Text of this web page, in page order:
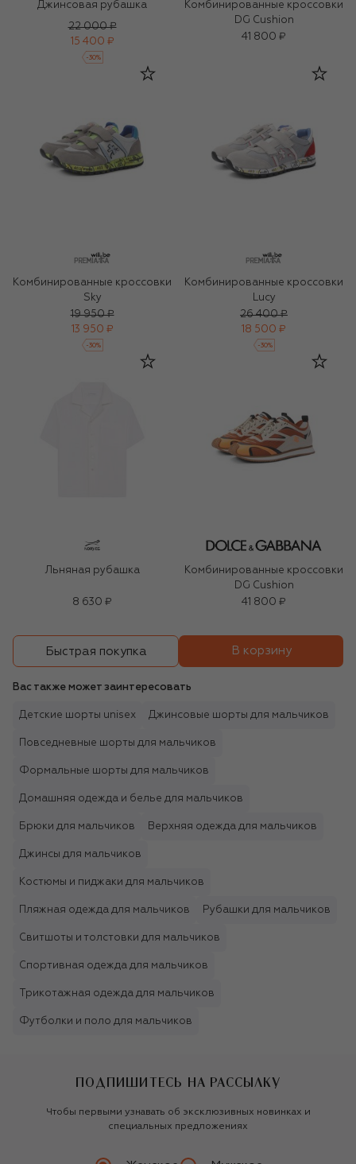
Джинсовая рубашка
22 000 ₽
15 400 ₽
-30%
Комбинированные кроссовки
DG Cushion
41 800 ₽
Комбинированные кроссовки
Sky
19 950 ₽
13 950 ₽
-30%
Комбинированные кроссовки
Lucy
26 400 ₽
18 500 ₽
-30%
Льняная рубашка
8 630 ₽
Комбинированные кроссовки
DG Cushion
41 800 ₽
Быстрая покупка В корзину
Вас также может заинтересовать
Детские шорты unisex Джинсовые шорты для мальчиков
Повседневные шорты для мальчиков
Формальные шорты для мальчиков
Домашняя одежда и белье для мальчиков
Брюки для мальчиков Верхняя одежда для мальчиков
Джинсы для мальчиков
Костюмы и пиджаки для мальчиков
Пляжная одежда для мальчиков Рубашки для мальчиков
Свитшоты и толстовки для мальчиков
Спортивная одежда для мальчиков
Трикотажная одежда для мальчиков
Футболки и поло для мальчиков
ПОДПИШИТЕСЬ НА РАССЫЛКУ
Чтобы первыми узнавать об эксклюзивных новинках и
специальных предложениях